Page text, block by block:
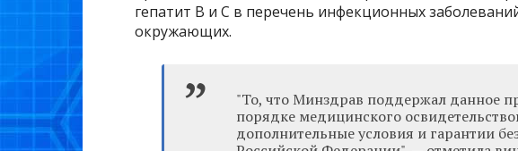
гепатит В и С в перечень инфекционных
окружающих.
"То, что Минздрав поддержал данное
порядке медицинского
дополнительные условия и гарантии